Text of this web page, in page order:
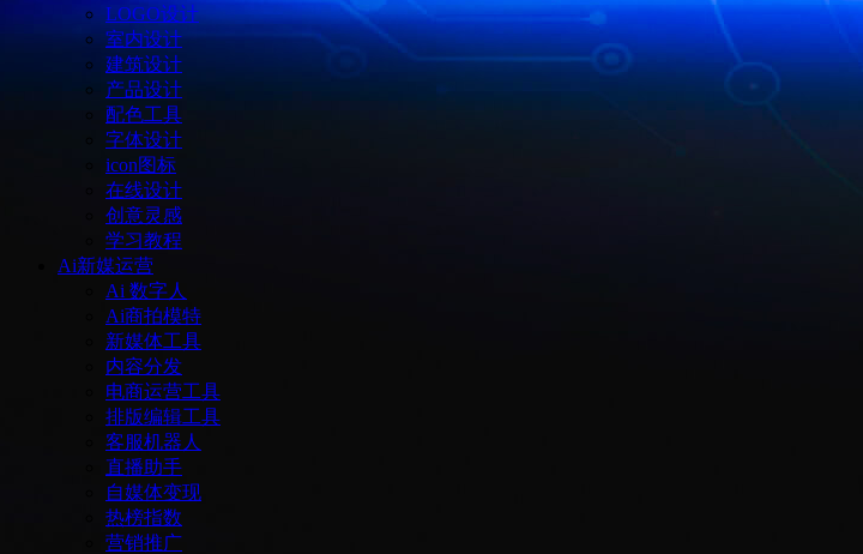
LOGO设计
室内设计
建筑设计
产品设计
配色工具
字体设计
icon图标
在线设计
创意灵感
学习教程
Ai新媒运营
Ai 数字人
Ai商拍模特
新媒体工具
内容分发
电商运营工具
排版编辑工具
客服机器人
直播助手
自媒体变现
热榜指数
营销推广